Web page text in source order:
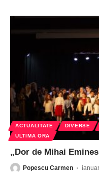
ACTUALITATE DIVERSE
ULTIMA ORA
„Dor de Mihai
Popescu Carmen